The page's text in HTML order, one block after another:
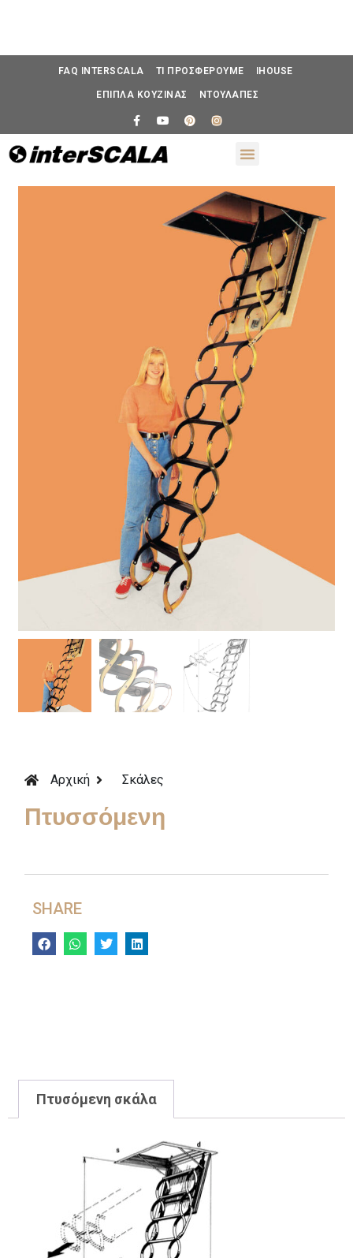
FAQ INTERSCALA ΤΙ ΠΡΟΣΦΕΡΟΥΜΕ IHOUSE
ΕΠΙΠΛΑ ΚΟΥΖΙΝΑΣ ΝΤΟΥΛΑΠΕΣ
Αρχική Σκάλες
Πτυσσόμενη
SHARE
Πτυσόμενη σκάλα